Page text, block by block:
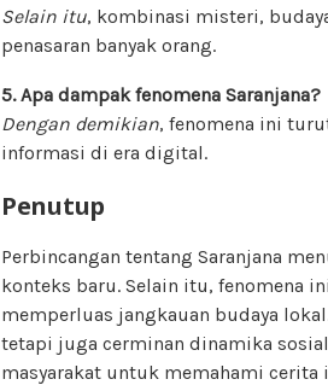
Selain itu, kombinasi misteri,
penasaran banyak orang.
5. Apa dampak fenomena Saranjana?
Dengan demikian, fenomena ini
informasi di era digital.
Penutup
Perbincangan tentang Saranjana
konteks baru. Selain itu, fenomena
memperluas jangkauan budaya
tetapi juga cerminan dinamika
masyarakat untuk memahami cerita